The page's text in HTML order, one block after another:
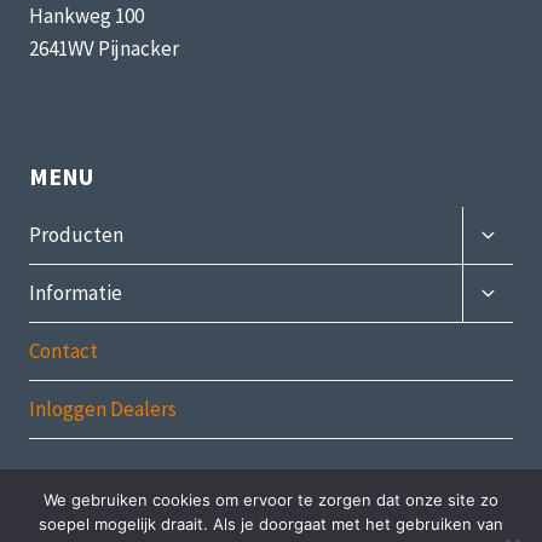
Hankweg 100
2641WV Pijnacker
MENU
Producten
Informatie
Contact
Inloggen Dealers
We gebruiken cookies om ervoor te zorgen dat onze site zo
soepel mogelijk draait. Als je doorgaat met het gebruiken van